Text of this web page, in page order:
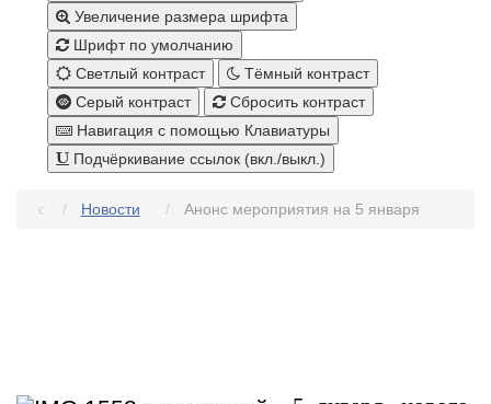
Увеличение размера шрифта
Шрифт по умолчанию
Светлый контраст
Тёмный контраст
Серый контраст
Сбросить контраст
Навигация с помощью Клавиатуры
Подчёркивание ссылок (вкл./выкл.)
Новости Анонс мероприятия на 5 января